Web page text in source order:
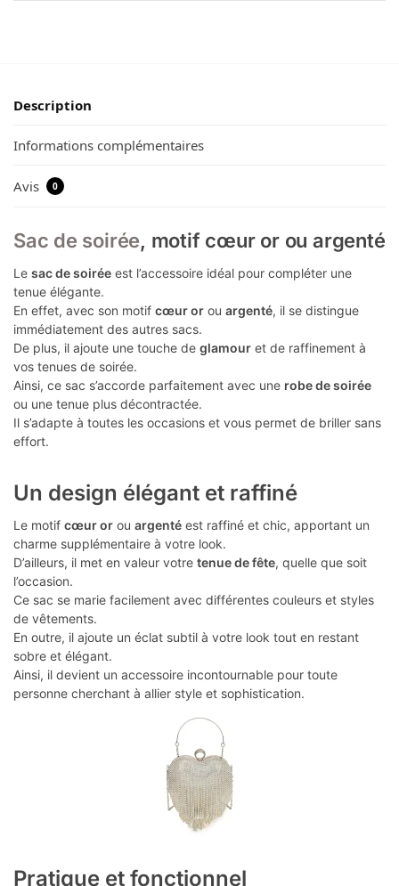
Description
Informations complémentaires
Avis 0
Sac de soirée, motif cœur or ou argenté
Le sac de soirée est l’accessoire idéal pour compléter une
tenue élégante.
En effet, avec son motif cœur or ou argenté, il se distingue
immédiatement des autres sacs.
De plus, il ajoute une touche de glamour et de raffinement à
vos tenues de soirée.
Ainsi, ce sac s’accorde parfaitement avec une robe de soirée
ou une tenue plus décontractée.
Il s’adapte à toutes les occasions et vous permet de briller sans
effort.
Un design élégant et raffiné
Le motif cœur or ou argenté est raffiné et chic, apportant un
charme supplémentaire à votre look.
D’ailleurs, il met en valeur votre tenue de fête, quelle que soit
l’occasion.
Ce sac se marie facilement avec différentes couleurs et styles
de vêtements.
En outre, il ajoute un éclat subtil à votre look tout en restant
sobre et élégant.
Ainsi, il devient un accessoire incontournable pour toute
personne cherchant à allier style et sophistication.
Pratique et fonctionnel